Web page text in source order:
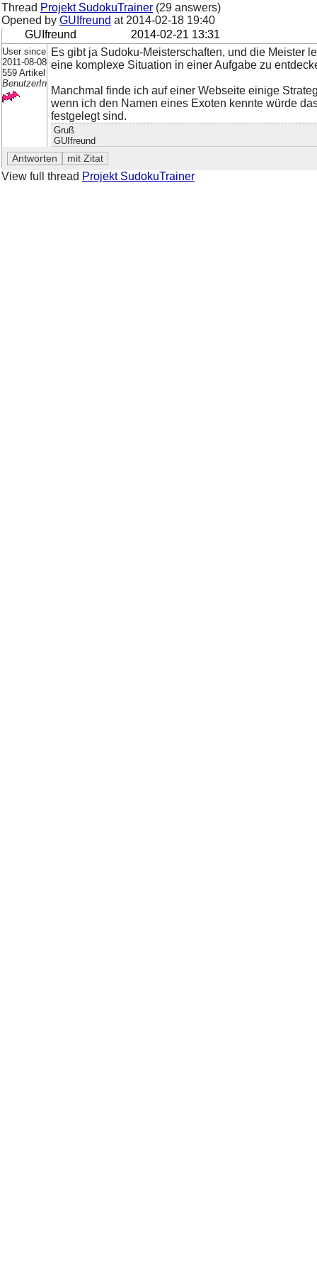
Thread Projekt SudokuTrainer (29 answers)
Opened by GUIfreund at 2014-02-18 19:40
GUIfreund
2014-02-21 13:31
User since
2011-08-08
559 Artikel
BenutzerIn
Es gibt ja Sudoku-Meisterschaften, und die Meister
eine komplexe Situation in einer Aufgabe zu
Manchmal finde ich auf einer Webseite einige
wenn ich den Namen eines Exoten kennte würde
festgelegt sind.
Gruß
GUIfreund
View full thread Projekt SudokuTrainer